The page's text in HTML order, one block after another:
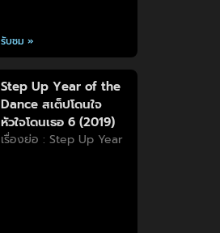
รับชม »
Step Up Year of the
Dance สเต็ปโดนใจ
หัวใจโดนเธอ 6 (2019)
เรื่องย่อ : Step Up Year